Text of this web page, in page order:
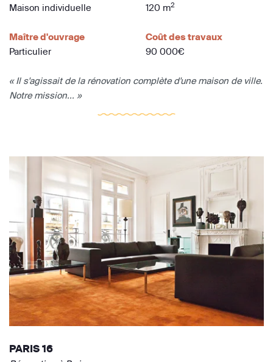
Maison individuelle
120 m2
Maître d'ouvrage
Particulier
Coût des travaux
90 000€
« Il s'agissait de la rénovation complète d'une maison de ville.
Notre mission... »
PARIS 16